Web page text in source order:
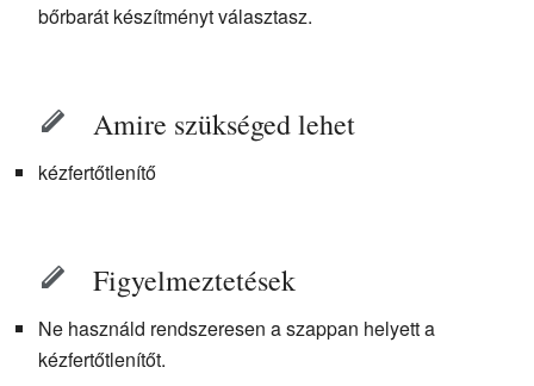
bőrbarát készítményt választasz.
Amire szükséged lehet
kézfertőtlenítő
Figyelmeztetések
Ne használd rendszeresen a szappan helyett a
kézfertőtlenítőt.